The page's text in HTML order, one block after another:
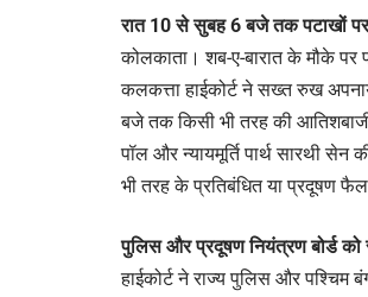
रात 10 से सुबह 6 बजे तक पटाखों पर
कोलकाता। शब-ए-बारात के मौके पर
कलकत्ता हाईकोर्ट ने सख्त रुख
बजे तक किसी भी तरह की
पॉल और न्यायमूर्ति पार्थ सारथी सेन
भी तरह के प्रतिबंधित या प्रदूषण
पुलिस और प्रदूषण नियंत्रण बोर्ड को
हाईकोर्ट ने राज्य पुलिस और पश्चिम